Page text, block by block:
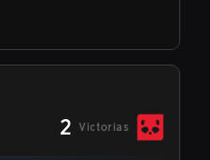
2 Victorias